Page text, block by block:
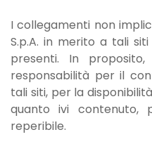
I collegamenti non
S.p.A. in merito a tali
presenti. In proposito,
responsabilità per il
tali siti, per la
quanto ivi contenuto,
reperibile.